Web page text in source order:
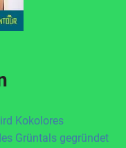
Kokolores
Grüntals gegründet